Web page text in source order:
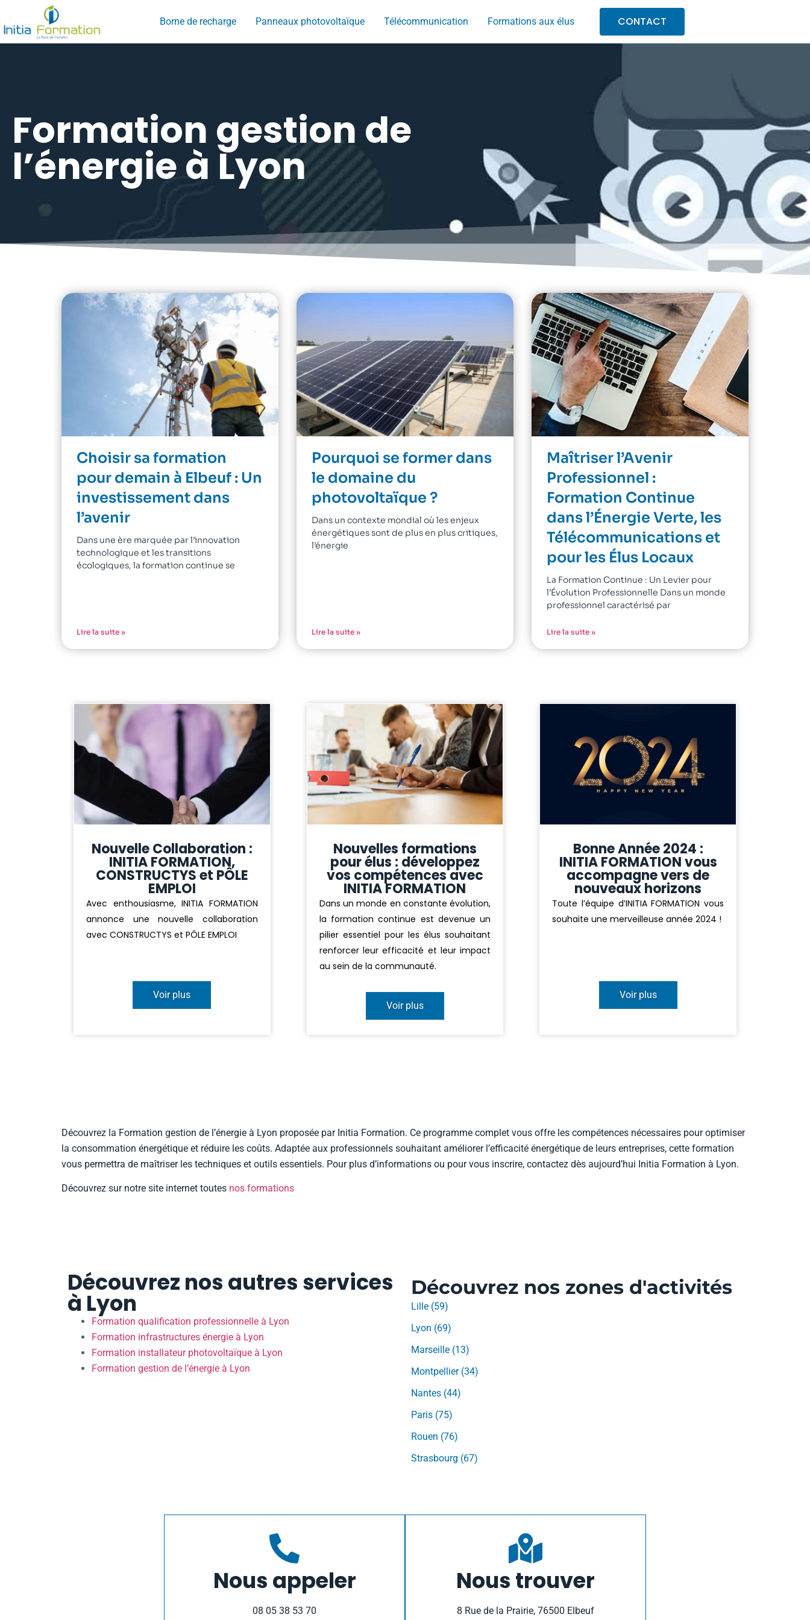
Borne de recharge Panneaux photovoltaïque Télécommunication Formations aux élus CONTACT
Formation gestion de
l’énergie à Lyon
Choisir sa formation
pour demain à Elbeuf : Un
investissement dans
l’avenir
Dans une ère marquée par l’innovation
technologique et les transitions
écologiques, la formation continue se
Lire la suite »
Pourquoi se former dans
le domaine du
photovoltaïque ?
Dans un contexte mondial où les enjeux
énergétiques sont de plus en plus critiques,
l’énergie
Lire la suite »
Maîtriser l’Avenir
Professionnel :
Formation Continue
dans l’Énergie Verte, les
Télécommunications et
pour les Élus Locaux
La Formation Continue : Un Levier pour
l’Évolution Professionnelle Dans un monde
professionnel caractérisé par
Lire la suite »
Nouvelle Collaboration :
INITIA FORMATION,
CONSTRUCTYS et PÔLE
EMPLOI
Avec enthousiasme, INITIA FORMATION
annonce une nouvelle collaboration
avec CONSTRUCTYS et PÔLE EMPLOI
Voir plus
Nouvelles formations
pour élus : développez
vos compétences avec
INITIA FORMATION
Dans un monde en constante évolution,
la formation continue est devenue un
pilier essentiel pour les élus souhaitant
renforcer leur efficacité et leur impact
au sein de la communauté.
Voir plus
Bonne Année 2024 :
INITIA FORMATION vous
accompagne vers de
nouveaux horizons
Toute l’équipe d’INITIA FORMATION vous
souhaite une merveilleuse année 2024 !
Voir plus
Découvrez la Formation gestion de l’énergie à Lyon proposée par Initia Formation. Ce programme complet vous offre les compétences nécessaires pour optimiser
la consommation énergétique et réduire les coûts. Adaptée aux professionnels souhaitant améliorer l’efficacité énergétique de leurs entreprises, cette formation
vous permettra de maîtriser les techniques et outils essentiels. Pour plus d’informations ou pour vous inscrire, contactez dès aujourd’hui Initia Formation à Lyon.
Découvrez sur notre site internet toutes nos formations
Découvrez nos autres services
à Lyon
Formation qualification professionnelle à Lyon
Formation infrastructures énergie à Lyon
Formation installateur photovoltaïque à Lyon
Formation gestion de l’énergie à Lyon
Découvrez nos zones d'activités
Lille (59)
Lyon (69)
Marseille (13)
Montpellier (34)
Nantes (44)
Paris (75)
Rouen (76)
Strasbourg (67)
Nous appeler
08 05 38 53 70
Nous trouver
8 Rue de la Prairie, 76500 Elbeuf